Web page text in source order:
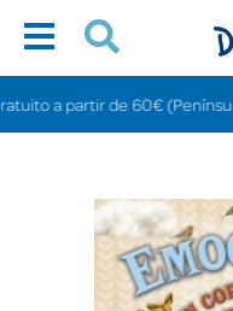
a partir de 60€ (Península).